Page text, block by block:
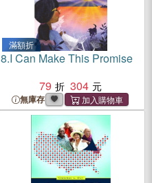
滿額折
8.I Can Make This Promise
79
304
無庫存